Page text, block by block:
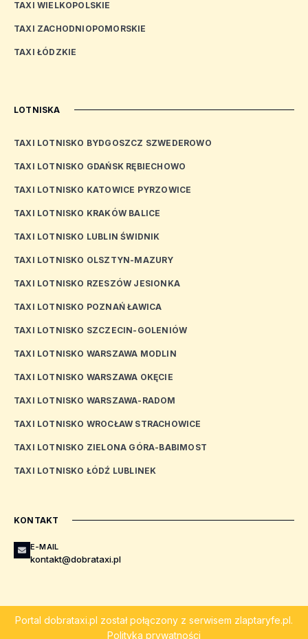
TAXI WIELKOPOLSKIE
TAXI ZACHODNIOPOMORSKIE
TAXI ŁÓDZKIE
LOTNISKA
TAXI LOTNISKO BYDGOSZCZ SZWEDEROWO
TAXI LOTNISKO GDAŃSK RĘBIECHOWO
TAXI LOTNISKO KATOWICE PYRZOWICE
TAXI LOTNISKO KRAKÓW BALICE
TAXI LOTNISKO LUBLIN ŚWIDNIK
TAXI LOTNISKO OLSZTYN-MAZURY
TAXI LOTNISKO RZESZÓW JESIONKA
TAXI LOTNISKO POZNAŃ ŁAWICA
TAXI LOTNISKO SZCZECIN-GOLENIÓW
TAXI LOTNISKO WARSZAWA MODLIN
TAXI LOTNISKO WARSZAWA OKĘCIE
TAXI LOTNISKO WARSZAWA-RADOM
TAXI LOTNISKO WROCŁAW STRACHOWICE
TAXI LOTNISKO ZIELONA GÓRA-BABIMOST
TAXI LOTNISKO ŁÓDŹ LUBLINEK
KONTAKT
E-MAIL
kontakt@dobrataxi.pl
Portal dobrataxi.pl został połączony z serwisem zlaptaryfe.pl.
Polityka prywatności